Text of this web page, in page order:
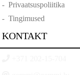
-Privaatsuspoliitika
-Tingimused
KONTAKT